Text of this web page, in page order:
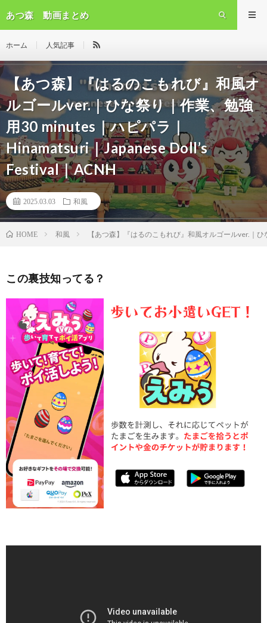
あつ森 動画まとめ
ホーム 人気記事
【あつ森】『はるのこもれび』和風オ
ルゴールver.｜ひな祭り｜作業、勉強
用30 minutes｜ハピパラ｜
Hinamatsuri｜Japanese Doll’s
Festival｜ACNH
2025.03.03 和風
HOME 和風 【あつ森】『はるのこもれび』和風オルゴールver.｜
この裏技知ってる？